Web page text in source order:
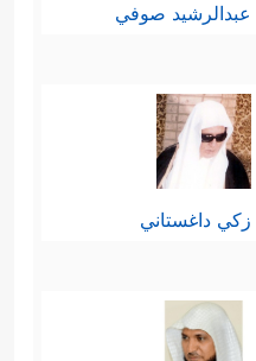
عبدالرشيد صوفي
زكي داغستاني